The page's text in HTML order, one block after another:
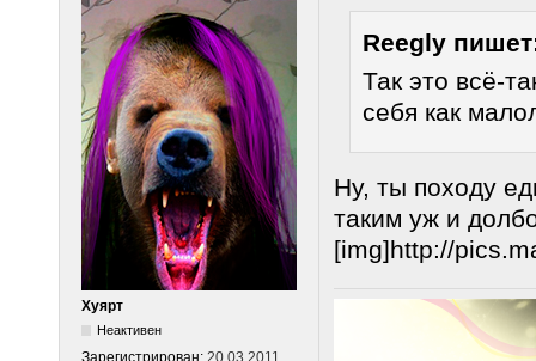
Хуярт
Неактивен
Зарегистрирован: 20.03.2011
Reegly
Так это всё-
себя как
Ну, ты походу
таким уж и
[img]http://